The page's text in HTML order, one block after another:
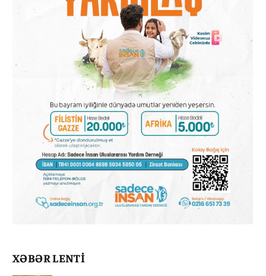
XƏBƏR LENTİ